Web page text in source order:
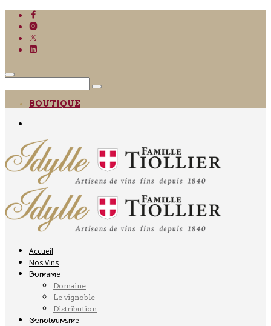
BOUTIQUE
Accueil
Nos Vins
Domaine
Domaine
Le vignoble
Distribution
Oenotourisme